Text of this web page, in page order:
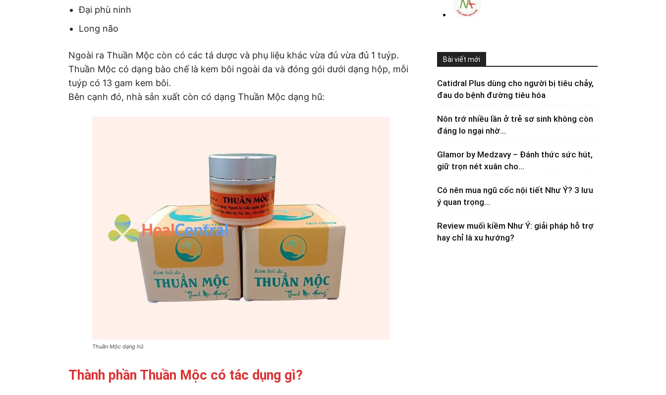
Đại phù ninh
Long não
Ngoài ra Thuần Mộc còn có các tá dược và phụ liệu khác vừa đủ vừa đủ 1 tuýp.
Thuần Mộc có dạng bào chế là kem bôi ngoài da và đóng gói dưới dạng hộp, mỗi
tuýp có 13 gam kem bôi.
Bên cạnh đó, nhà sản xuất còn có dạng Thuần Mộc dạng hũ:
Thuần Mộc dạng hũ
Thành phần Thuần Mộc có tác dụng gì?
Bài viết mới
Catidral Plus dùng cho người bị tiêu chảy,
đau do bệnh đường tiêu hóa
Nôn trớ nhiều lần ở trẻ sơ sinh không còn
đáng lo ngại nhờ...
Glamor by Medzavy – Đánh thức sức hút,
giữ trọn nét xuân cho...
Có nên mua ngũ cốc nội tiết Như Ý? 3 lưu
ý quan trọng...
Review muối kiềm Như Ý: giải pháp hỗ trợ
hay chỉ là xu hướng?